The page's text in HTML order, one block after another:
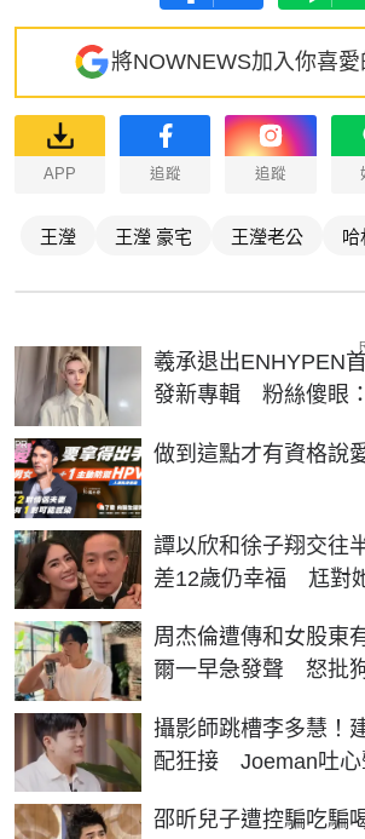
將NOWNEWS加入你喜
APP 追蹤 追蹤
王瀅 王瀅 豪宅 王瀅老公
羲承退出ENHYPEN
發新專輯 粉絲傻眼
做到這點才有資格說
PR
譚以欣和徐子翔交往
差12歲仍幸福 尪對
周杰倫遭傳和女股東
爾一早急發聲 怒批
攝影師跳槽李多慧！
配狂接 Joeman吐心
邵昕兒子遭控騙吃騙